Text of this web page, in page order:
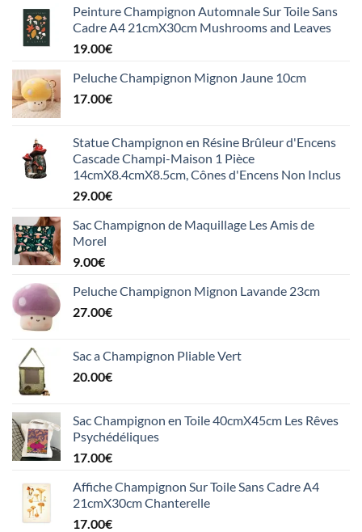
Peinture Champignon Automnale Sur Toile Sans
Cadre A4 21cmX30cm Mushrooms and Leaves
19.00€
Peluche Champignon Mignon Jaune 10cm
17.00€
Statue Champignon en Résine Brûleur d'Encens
Cascade Champi-Maison 1 Pièce
14cmX8.4cmX8.5cm, Cônes d'Encens Non Inclus
29.00€
Sac Champignon de Maquillage Les Amis de
Morel
9.00€
Peluche Champignon Mignon Lavande 23cm
27.00€
Sac a Champignon Pliable Vert
20.00€
Sac Champignon en Toile 40cmX45cm Les Rêves
Psychédéliques
17.00€
Affiche Champignon Sur Toile Sans Cadre A4
21cmX30cm Chanterelle
17.00€